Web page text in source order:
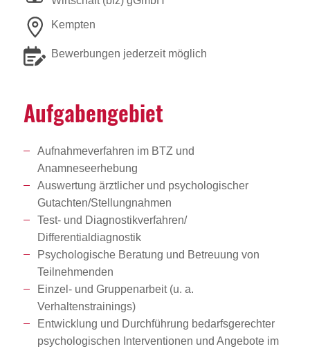
Kempten
Bewerbungen jederzeit möglich
Aufga­ben­ge­biet
Aufnahmeverfahren im BTZ und
Anamneseerhebung
Auswertung ärztlicher und psychologischer
Gutachten/Stellungnahmen
Test- und Diagnostikverfahren/
Differentialdiagnostik
Psychologische Beratung und Betreuung von
Teilnehmenden
Einzel- und Gruppenarbeit (u. a.
Verhaltenstrainings)
Entwicklung und Durchführung bedarfsgerechter
psychologischen Interventionen und Angebote im